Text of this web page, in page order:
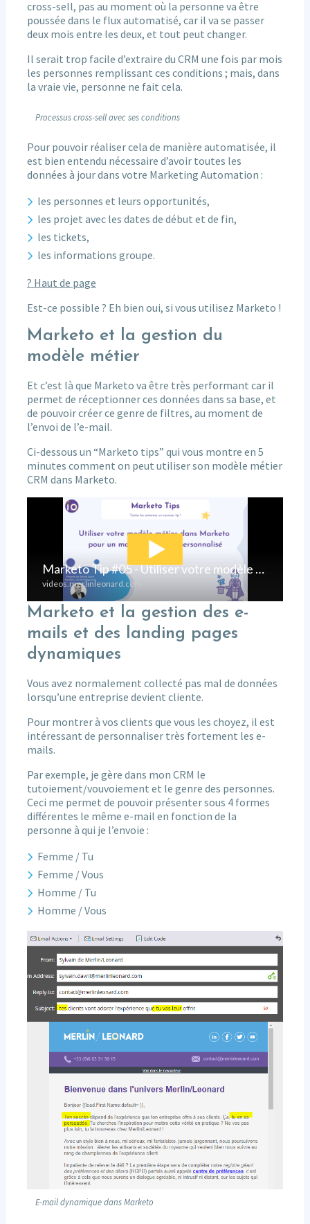
cross-sell, pas au moment où la personne va être
poussée dans le flux automatisé, car il va se passer
deux mois entre les deux, et tout peut changer.
Il serait trop facile d’extraire du CRM une fois par mois
les personnes remplissant ces conditions ; mais, dans
la vraie vie, personne ne fait cela.
Processus cross-sell avec ses conditions
Pour pouvoir réaliser cela de manière automatisée, il
est bien entendu nécessaire d’avoir toutes les
données à jour dans votre Marketing Automation :
les personnes et leurs opportunités,
les projet avec les dates de début et de fin,
les tickets,
les informations groupe.
? Haut de page
Est-ce possible ? Eh bien oui, si vous utilisez Marketo !
Marketo et la gestion du
modèle métier
Et c’est là que Marketo va être très performant car il
permet de réceptionner ces données dans sa base, et
de pouvoir créer ce genre de filtres, au moment de
l’envoi de l’e-mail.
Ci-dessous un “Marketo tips” qui vous montre en 5
minutes comment on peut utiliser son modèle métier
CRM dans Marketo.
Marketo et la gestion des e-
mails et des landing pages
dynamiques
Vous avez normalement collecté pas mal de données
lorsqu’une entreprise devient cliente.
Pour montrer à vos clients que vous les choyez, il est
intéressant de personnaliser très fortement les e-
mails.
Par exemple, je gère dans mon CRM le
tutoiement/vouvoiement et le genre des personnes.
Ceci me permet de pouvoir présenter sous 4 formes
différentes le même e-mail en fonction de la
personne à qui je l’envoie :
Femme / Tu
Femme / Vous
Homme / Tu
Homme / Vous
E-mail dynamique dans Marketo